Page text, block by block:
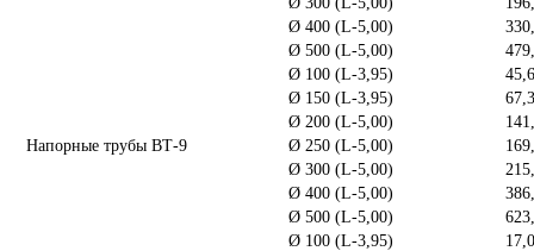
Ø 400 (L-5,00)
Ø 500 (L-5,00)
Напорные трубы ВТ-9
Ø 100 (L-3,95)
45,6
Ø 150 (L-3,95)
67,3
Ø 200 (L-5,00)
Ø 250 (L-5,00)
Ø 300 (L-5,00)
Ø 400 (L-5,00)
Ø 500 (L-5,00)
Ø 100 (L-3,95)
17,0